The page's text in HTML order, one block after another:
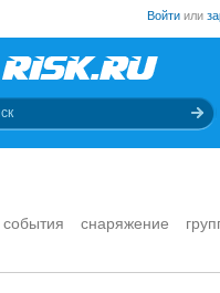
Войти или
события снаряжение